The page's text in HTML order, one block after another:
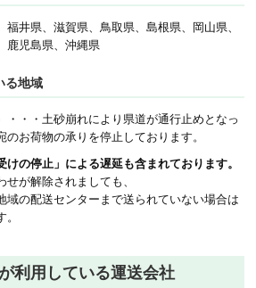
福井県、滋賀県、鳥取県、島根県、岡山県、
鹿児島県、沖縄県
る地域
・・土砂崩れにより県道が通行止めとなっ
お荷物の承りを停止しております。
の停止」による遅延も含まれております。
が解除されましても、
域の配送センターまで送られていない場合は
利用している運送会社